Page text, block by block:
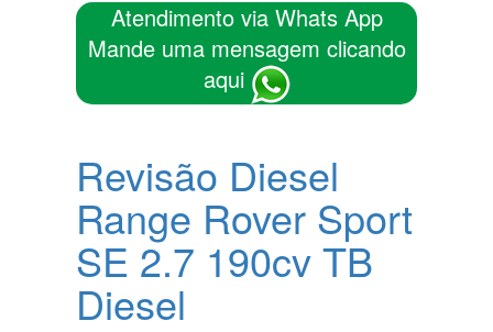
Atendimento via Whats App
Mande uma mensagem clicando
aqui
Revisão Diesel
Range Rover Sport
SE 2.7 190cv TB
Diesel